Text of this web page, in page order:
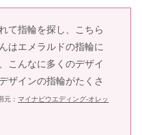
て指輪を探し、こちら
はエメラルドの指輪に
こんなに多くのデザイ
ザインの指輪がたくさ
元：マイナビウエディング-オレッ